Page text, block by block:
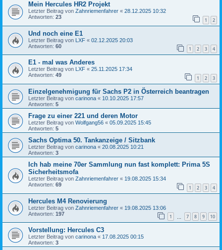
Mein Hercules HR2 Projekt
Letzter Beitrag von Zahnriemenfahrer « 28.12.2025 10:32
Antworten: 23 1 2
Und noch eine E1
Letzter Beitrag von LXF « 02.12.2025 20:03
Antworten: 60 1 2 3 4
E1 - mal was Anderes
Letzter Beitrag von LXF « 25.11.2025 17:34
Antworten: 49 1 2 3
Einzelgenehmigung für Sachs P2 in Österreich beantragen
Letzter Beitrag von carinona « 10.10.2025 17:57
Antworten: 5
Frage zu einer 221 und deren Motor
Letzter Beitrag von Wolfgang56 « 05.09.2025 15:45
Antworten: 5
Sachs Optima 50. Tankanzeige / Sitzbank
Letzter Beitrag von carinona « 20.08.2025 10:21
Antworten: 3
Ich hab meine 70er Sammlung nun fast komplett: Prima 5S
Sicherheitsmofa
Letzter Beitrag von Zahnriemenfahrer « 19.08.2025 15:34
Antworten: 69 1 2 3 4
Hercules M4 Renovierung
Letzter Beitrag von Zahnriemenfahrer « 19.08.2025 13:06
Antworten: 197 1 7 8 9 10
Vorstellung: Hercules C3
Letzter Beitrag von carinona « 17.08.2025 00:15
Antworten: 3